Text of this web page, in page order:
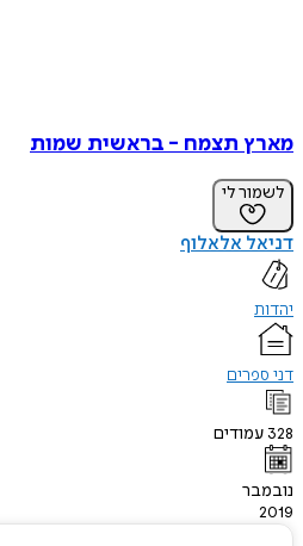
מארץ תצמח - בראשית שמות
לשמור לי
דניאל אלאלוף
יהדות
דני ספרים
328 עמודים
נובמבר
2019